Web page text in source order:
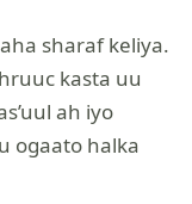
sharaf keliya.
kasta uu
ah iyo
ogaato halka